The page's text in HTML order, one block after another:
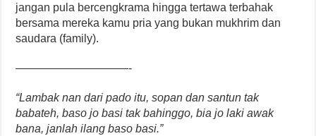
jangan pula bercengkrama hingga tertawa terbahak
bersama mereka kamu pria yang bukan mukhrim dan
saudara (family).
——————————-
“Lambak nan dari pado itu, sopan dan santun tak
babateh, baso jo basi tak bahinggo, bia jo laki awak
bana, janlah ilang baso basi.”